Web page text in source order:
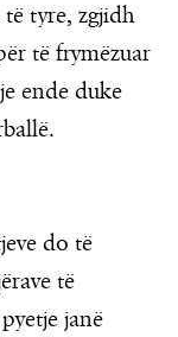
tyre, zgjidh
të frymëzuar
ende duke
do të
të
janë